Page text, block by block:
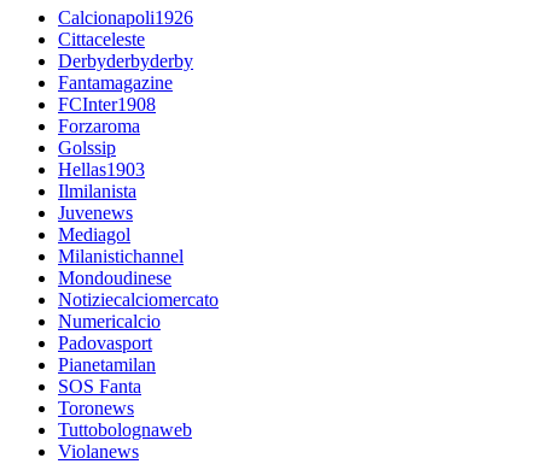
Calcionapoli1926
Cittaceleste
Derbyderbyderby
Fantamagazine
FCInter1908
Forzaroma
Golssip
Hellas1903
Ilmilanista
Juvenews
Mediagol
Milanistichannel
Mondoudinese
Notiziecalciomercato
Numericalcio
Padovasport
Pianetamilan
SOS Fanta
Toronews
Tuttobolognaweb
Violanews